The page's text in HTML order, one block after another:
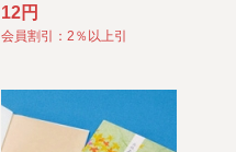
12円
会員割引：2％以上引